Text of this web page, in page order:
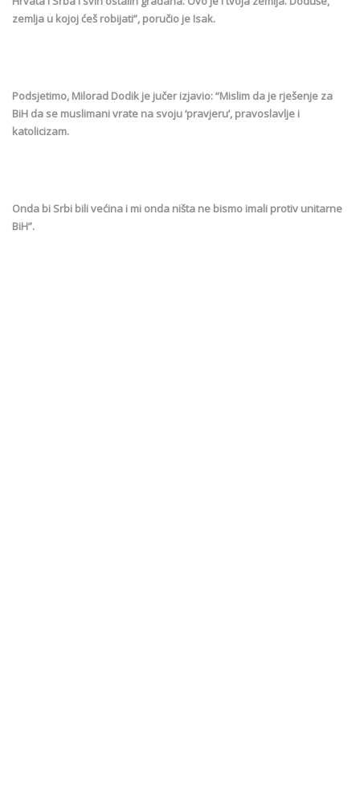
zemlja u kojoj ćeš robijati”, poručio je Isak.
Podsjetimo, Milorad Dodik je jučer izjavio: “Mislim da je rješenje za
BiH da se muslimani vrate na svoju ‘pravjeru’, pravoslavlje i
katolicizam.
Onda bi Srbi bili većina i mi onda ništa ne bismo imali protiv unitarne
BiH”.